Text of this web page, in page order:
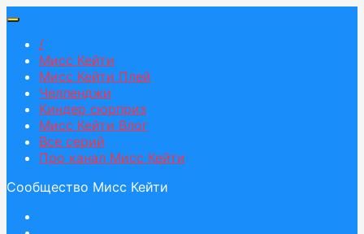
/
Мисс Кейти
Мисс Кейти Плей
Челленджи
Киндер сюрприз
Мисс Кейти Влог
Все серий
Про канал Мисс Кейти
Сообщество Мисс Кейти